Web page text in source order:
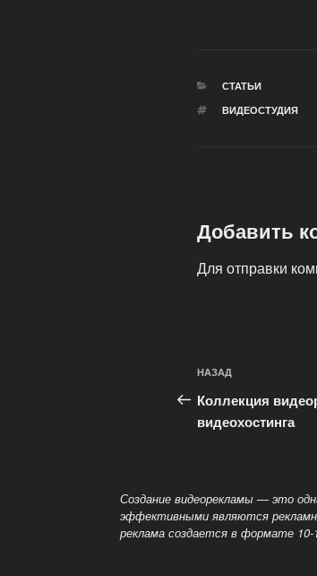
РУБРИКИ
СТАТЬИ
МЕТКИ
ВИДЕОСТУДИЯ
Добавить
Для отправки
Навигация
по
записям
Предыдущая
запись:
НАЗАД
Коллекция
видеохостинга
Создание видеорекламы — это
эффективными являются
реклама создается в формате